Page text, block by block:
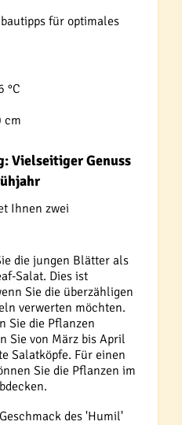
für optimales
°C
cm
Vielseitiger Genuss
Ihnen zwei
die jungen Blätter als
Salat. Dies ist
Sie die überzähligen
verwerten möchten.
Sie die Pflanzen
Sie von März bis April
Salatköpfe. Für einen
Sie die Pflanzen im
des 'Humil'